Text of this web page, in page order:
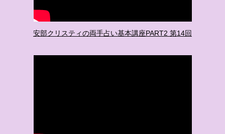
安部クリスティの両手占い基本講座PART2 第14回